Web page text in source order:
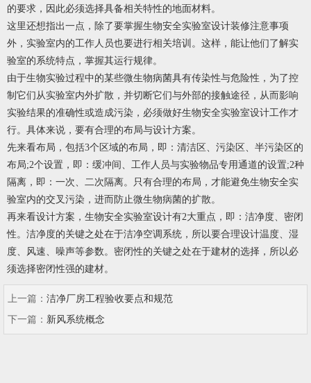
的要求，因此必须选择具备相关特性的地面材料。
这里还想指出一点，除了要掌握生物安全实验室设计装修注意事项
外，实验室内的工作人员也要进行相关培训。这样，能让他们了解实
验室的系统特点，掌握其运行规律。
由于生物实验过程中的某些微生物病菌具有传染性与危险性，为了控
制它们从实验室内外扩散，并切断它们与外部的接触途径，从而影响
实验结果的准确性或造成污染，必须做好生物安全实验室设计工作才
行。具体来说，要有合理的布局与设计方案。
先来看布局，包括3个区域的布局，即：清洁区、污染区、半污染区的
布局;2个设置，即：缓冲间、工作人员与实验物品专用通道的设置;2种
隔离，即：一次、二次隔离。只有合理的布局，才能避免生物安全实
验室内的交叉污染，进而防止微生物病菌的扩散。
再来看设计方案，生物安全实验室设计有2大重点，即：洁净度、密闭
性。洁净度的关键之处在于洁净空调系统，所以要合理设计温度、湿
度、风速、噪声等参数。密闭性的关键之处在于建材的选择，所以必
须选择密闭性强的建材。
上一篇： 洁净厂房工程验收要点和规范
下一篇： 新风系统概念